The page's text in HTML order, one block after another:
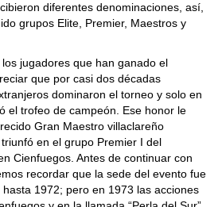
diferentes denominaciones, así,
grupos Elite, Premier, Maestros y
jugadores que han ganado el
que por casi dos décadas
dominaron el torneo y solo en
el trofeo de campeón. Ese honor le
Gran Maestro villaclareño
en el grupo Premier I del
Cienfuegos. Antes de continuar con
recordar que la sede del evento fue
1972; pero en 1973 las acciones